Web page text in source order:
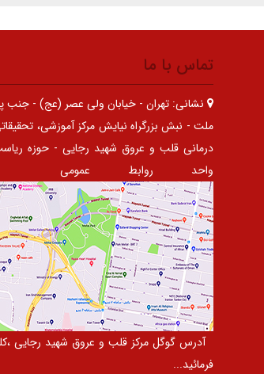
تماس با ما
نشانی: تهران - خیابان ولی عصر (عج) - جنب
ملت - نبش بزرگراه نیایش مرکز آموزشی،
درمانی قلب و عروق شهید رجایی - حوزه
واحد روابط عمومی
آدرس گوگل مرکز قلب و عروق شهید رجایی
فرمائید...